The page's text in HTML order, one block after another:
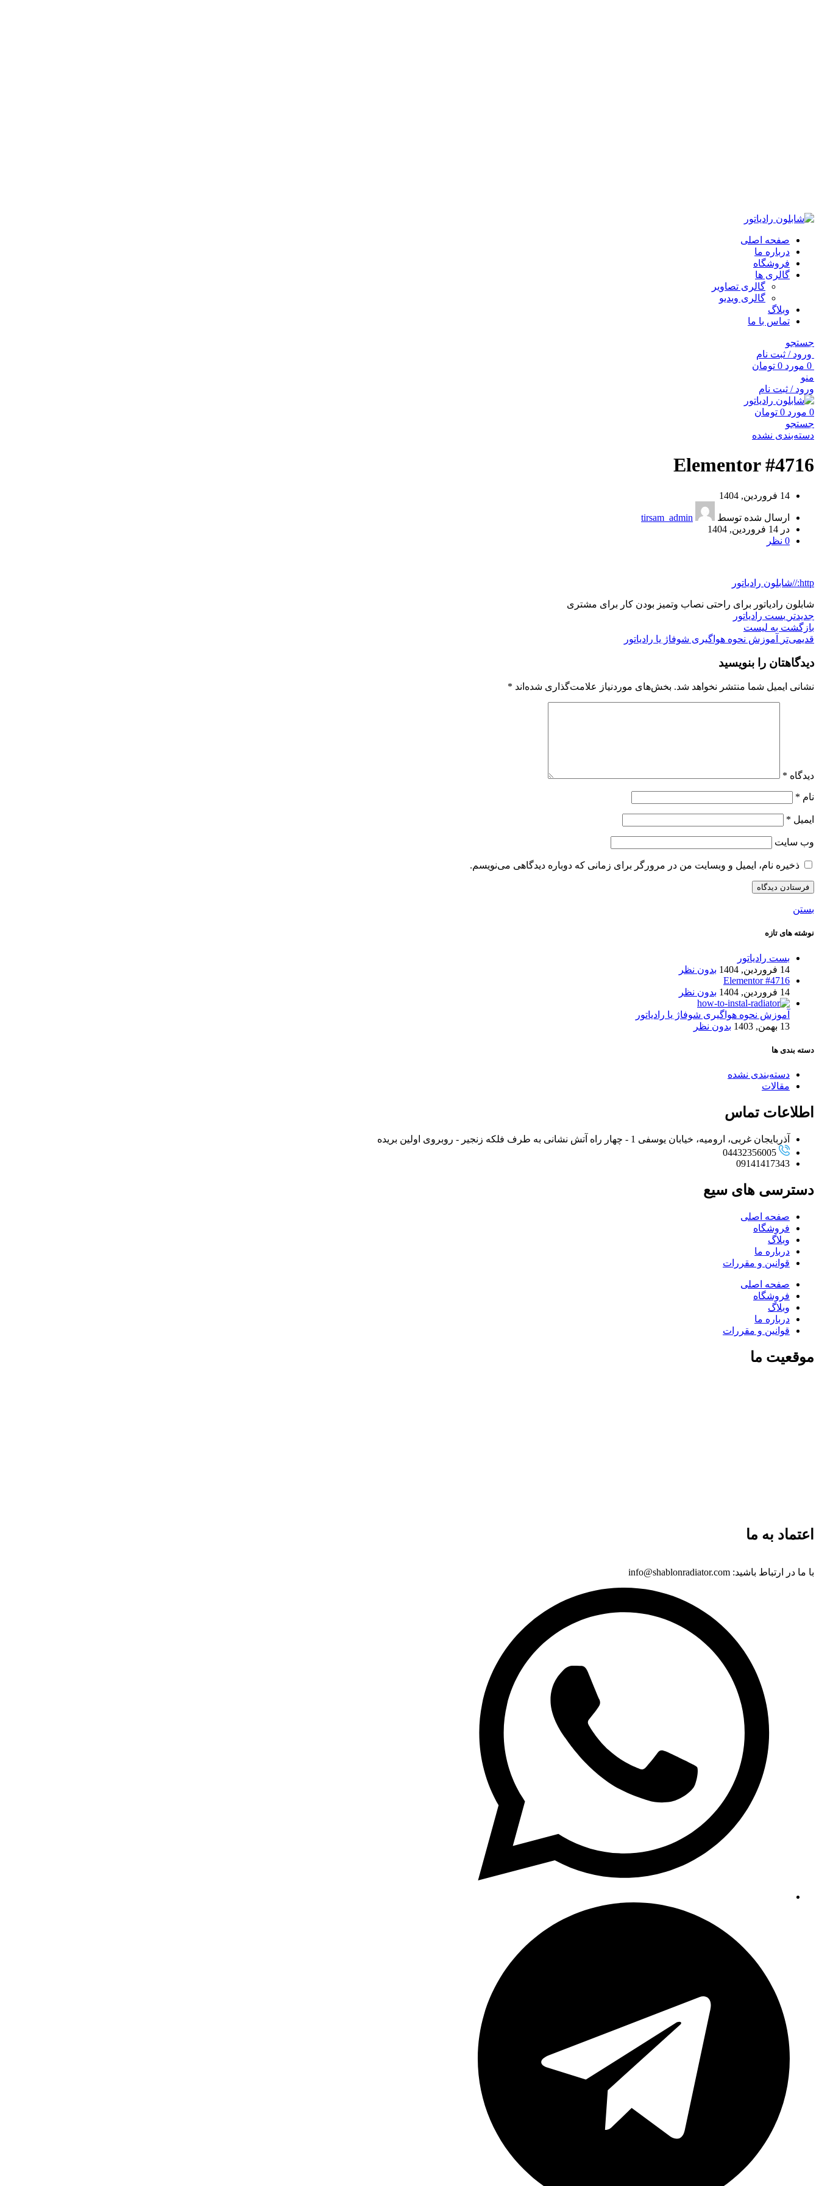
صفحه اصلی
درباره ما
فروشگاه
گالری ها
گالری تصاویر
گالری ویدیو
وبلاگ
تماس با ما
جستجو
ورود / ثبت نام
0 مورد 0 تومان
منو
ورود / ثبت نام
0 مورد 0 تومان
جستجو
دسته‌بندی نشده
Elementor #4716
14 فروردین, 1404
ارسال شده توسط
tirsam_admin
در 14 فروردین, 1404
0 نظر
http://شابلون رادیاتور
شابلون رادیاتور برای راحتی نصاب وتمیز بودن کار برای مشتری
جدیدتر بست رادیاتور
بازگشت به لیست
قدیمی‌تر
آموزش نحوه هواگیری شوفاژ یا رادیاتور
دیدگاهتان را بنویسید
نشانی ایمیل شما منتشر نخواهد شد. بخش‌های موردنیاز علامت‌گذاری شده‌اند *
دیدگاه *
نام *
ایمیل *
وب‌ سایت
ذخیره نام، ایمیل و وبسایت من در مرورگر برای زمانی که دوباره دیدگاهی می‌نویسم.
بستن
نوشته های تازه
بست رادیاتور
14 فروردین, 1404
بدون نظر
Elementor #4716
14 فروردین, 1404
بدون نظر
آموزش نحوه هواگیری شوفاژ یا رادیاتور
13 بهمن, 1403
بدون نظر
دسته بندی ها
دسته‌بندی نشده
مقالات
اطلاعات تماس
آذربایجان غربی، ارومیه، خیابان یوسفی 1 - چهار راه آتش نشانی به طرف فلکه زنجیر - روبروی اولین بریده
04432356005
09141417343
دسترسی های سیع
صفحه اصلی
فروشگاه
وبلاگ
درباره ما
قوانین و مقررات
صفحه اصلی
فروشگاه
وبلاگ
درباره ما
قوانین و مقررات
موقعیت ما
اعتماد به ما
با ما در ارتباط باشید: info@shablonradiator.com